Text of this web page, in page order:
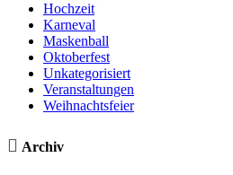
Hochzeit
Karneval
Maskenball
Oktoberfest
Unkategorisiert
Veranstaltungen
Weihnachtsfeier
 Archiv